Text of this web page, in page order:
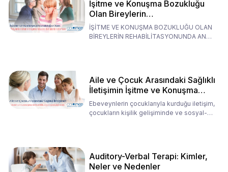
İşitme ve Konuşma Bozukluğu
Olan Bireylerin
Rehabilitasyonunda Ana
Babaların Tutumları
İŞİTME VE KONUŞMA BOZUKLUĞU OLAN
BİREYLERİN REHABİLİTASYONUNDA ANA
Aile ve Çocuk Arasındaki Sağlıklı
İletişimin İşitme ve Konuşma
Rehabilitasyonundaki Rolü
Ebeveynlerin çocuklarıyla kurduğu iletişim,
çocukların kişilik gelişiminde ve sosyal-
Auditory-Verbal Terapi: Kimler,
Neler ve Nedenler